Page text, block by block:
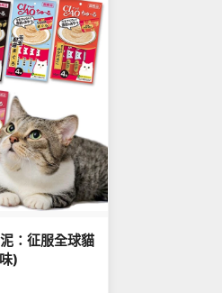
：征服全球貓
)